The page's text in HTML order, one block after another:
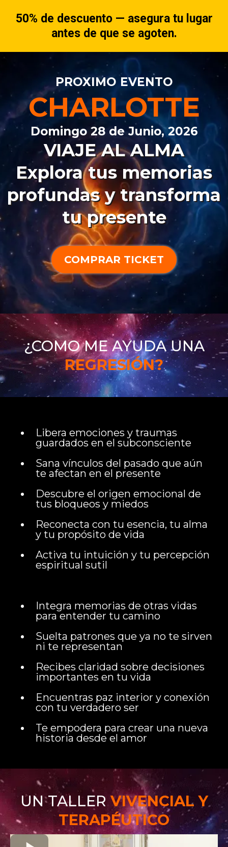
50% de descuento — asegura tu lugar
antes de que se agoten.
PROXIMO EVENTO
CHARLOTTE
Domingo 28 de Junio, 2026
VIAJE AL ALMA
Explora tus memorias
profundas y transforma
tu presente
COMPRAR TICKET
¿COMO ME AYUDA UNA
REGRESIÓN?
Libera emociones y traumas
guardados en el subconsciente
Sana vínculos del pasado que aún
te afectan en el presente
Descubre el origen emocional de
tus bloqueos y miedos
Reconecta con tu esencia, tu alma
y tu propósito de vida
Activa tu intuición y tu percepción
espiritual sutil
Integra memorias de otras vidas
para entender tu camino
Suelta patrones que ya no te sirven
ni te representan
Recibes claridad sobre decisiones
importantes en tu vida
Encuentras paz interior y conexión
con tu verdadero ser
Te empodera para crear una nueva
historia desde el amor
UN TALLERVIVENCIAL Y
TERAPÉUTICO